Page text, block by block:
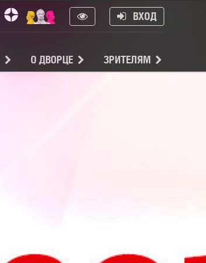
ВХОД
О ДВОРЦЕ ЗРИТЕЛЯМ